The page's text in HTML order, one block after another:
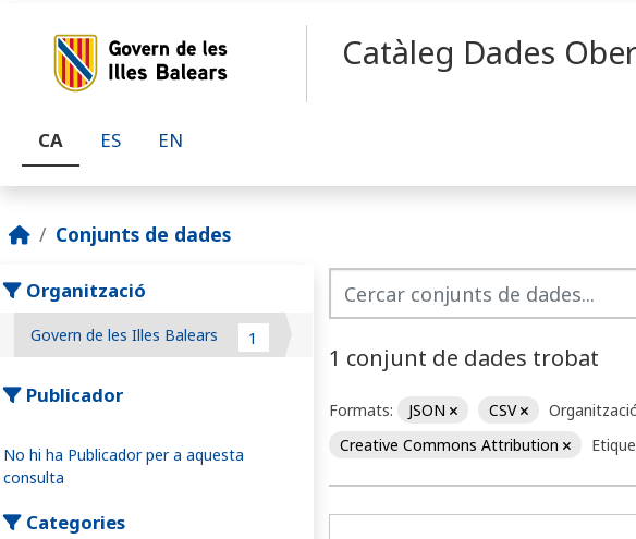
Catàleg Dades
CA ES EN
Conjunts de dades
Organització
Govern de les Illes Balears 1
Publicador
No hi ha Publicador per a aquesta
consulta
Categories
1 conjunt de dades trobat
Formats: JSON CSV
Creative Commons Attribution